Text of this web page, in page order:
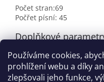
Používáme cookies,
prohlížení webu a díky
zlepšovali jeho funkce,
Počet stran:69
Počřet písní: 45
Doplňkové
Kategorie: Písničky pro
EAN: